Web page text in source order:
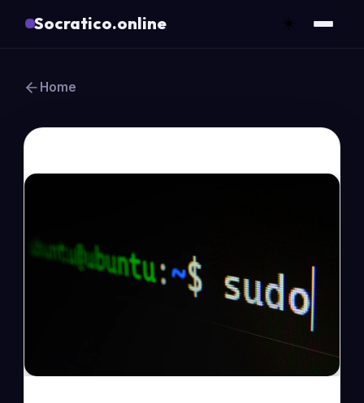
Socratico.online ☀️
Home